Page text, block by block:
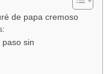
de papa cremoso
sin